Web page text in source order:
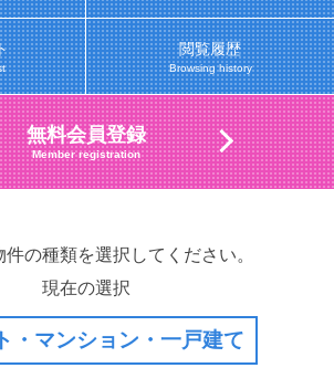
閲覧履歴
Browsing history
無料会員登録
Member registration
の種類を選択してください。
現在の選択
・マンション・一戸建て